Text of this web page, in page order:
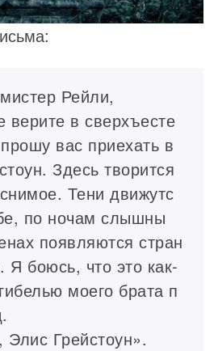
Рейли,
в сверхъесте
вас приехать в
Здесь творится
Тени движутс
по ночам слышны
появляются стран
боюсь, что это как‑
моего брата п
Грейстоун».